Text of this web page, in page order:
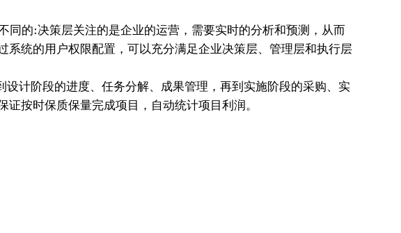
的:决策层关注的是企业的运营，需要实时的分析和预测，从而
统的用户权限配置，可以充分满足企业决策层、管理层和执行层
计阶段的进度、任务分解、成果管理，再到实施阶段的采购、实
按时保质保量完成项目，自动统计项目利润。